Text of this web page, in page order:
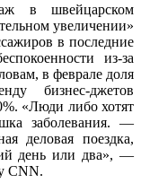
в швейцарском
увеличении»
в последние
из-за
в феврале доля
бизнес-джетов
«Люди либо хотят
заболевания. —
деловая поездка,
день или два», —
CNN.